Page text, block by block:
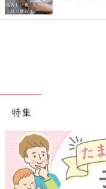
特集
【ワクチン